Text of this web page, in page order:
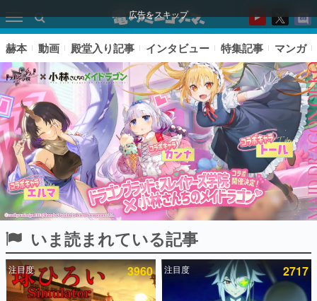
広告をスキップ
ピックアップ
電ファミのいま読まれている記事ランキング
赫本 動画 殿堂入り記事 インタビュー 特集記事 マンガ
いま読まれている記事
注目度 3960 注目度 2717